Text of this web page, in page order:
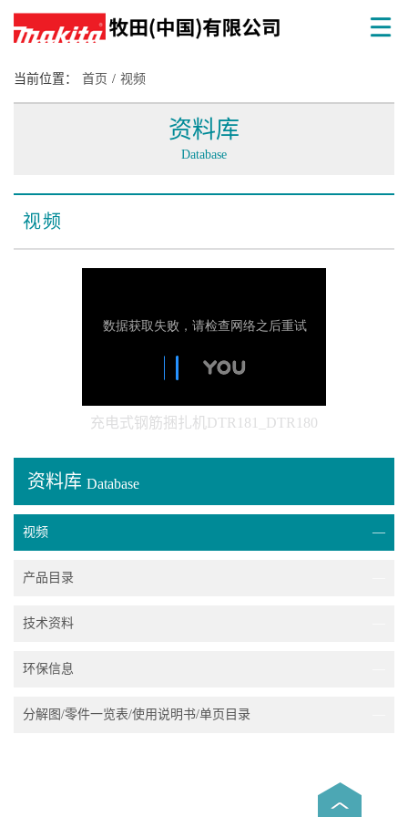
当前位置： 首页 / 视频
资料库
Database
视频
充电式钢筋捆扎机DTR181_DTR180
资料库 Database
视频 —
产品目录
技术资料
环保信息
分解图/零件一览表/使用说明书/单页目录